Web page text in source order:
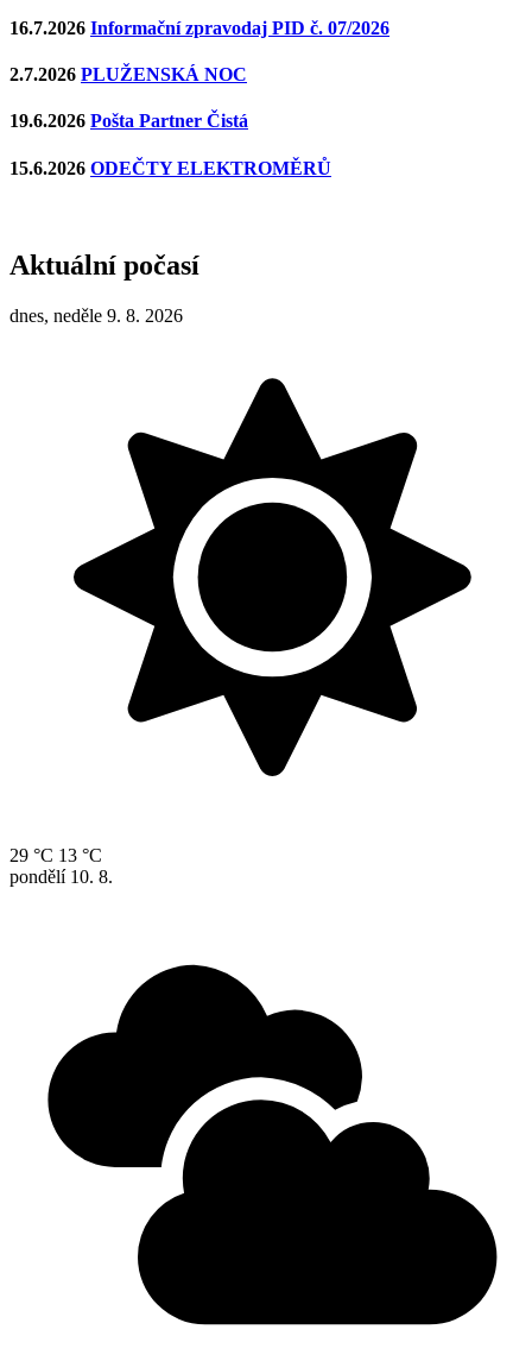
16.7.2026 Informační zpravodaj PID č. 07/2026
2.7.2026 PLUŽENSKÁ NOC
19.6.2026 Pošta Partner Čistá
15.6.2026 ODEČTY ELEKTROMĚRŮ
Aktuální počasí
dnes, neděle 9. 8. 2026
29 °C 13 °C
pondělí 10. 8.